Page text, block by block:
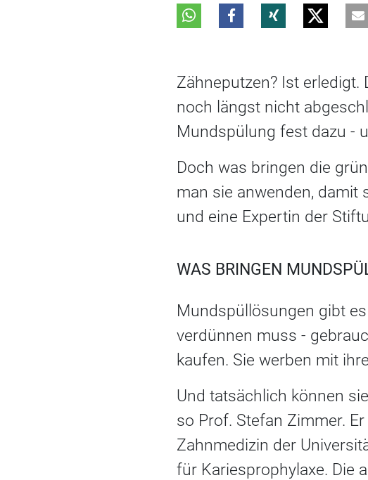
Zähneputzen? Ist
noch längst nicht
Mundspülung fest dazu -
Doch was bringen die
man sie anwenden, damit
und eine Expertin der
WAS BRINGEN
Mundspüllösungen gibt
verdünnen muss -
kaufen. Sie werben mit
Und tatsächlich können
so Prof. Stefan Zimmer.
Zahnmedizin der
für Kariesprophylaxe. Die